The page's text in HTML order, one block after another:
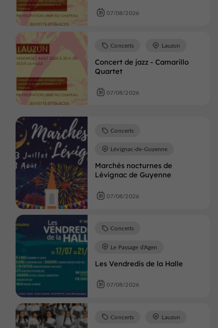
07/08/2026
Concert de jazz - Camarillo
Quartet
Concerts Lauzun
07/08/2026
Marchés nocturnes de
Lévignac de Guyenne
Concerts
Lévignac-de-Guyenne
07/08/2026
Les Vendredis de la Halle
Concerts
Le Passage d'Agen
07/08/2026
Concerts Lauzun